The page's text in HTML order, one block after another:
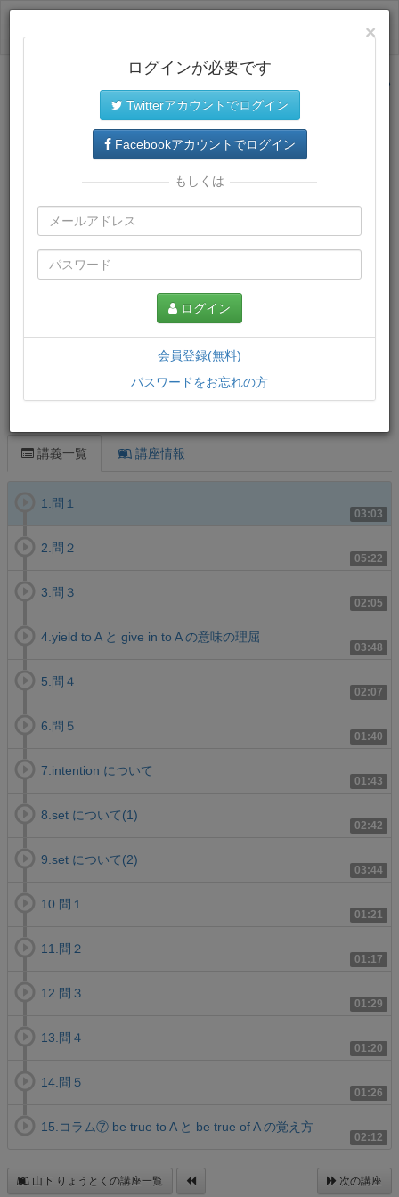
サイトトップに戻る
プレミアム会員では、教材がダウンロードでき、快適な動画
再生環境が提供されます。
講義一覧 講座情報
03:03
1.問１
05:22
2.問２
02:05
3.問３
03:48
4.yield to A と give in to A の意味の理屈
02:07
5.問４
01:40
6.問５
01:43
7.intention について
02:42
8.set について(1)
03:44
9.set について(2)
01:21
10.問１
01:17
11.問２
01:29
12.問３
01:20
13.問４
01:26
14.問５
02:12
15.コラム⑦ be true to A と be true of A の覚え方
山下 りょうとくの講座一覧 次の講座
×
ログインが必要です
Twitterアカウントでログイン
Facebookアカウントでログイン
もしくは
ログイン
会員登録(無料)
パスワードをお忘れの方